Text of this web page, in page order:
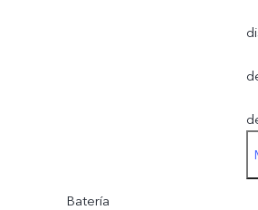
Batería